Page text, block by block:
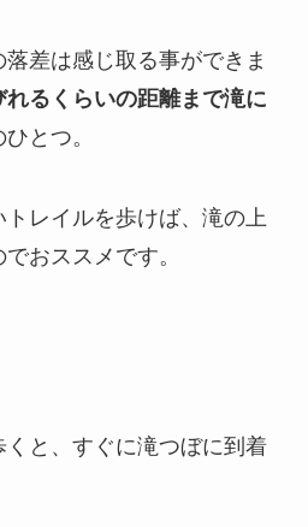
差は感じ取る事ができま
れるくらいの距離まで滝に
とつ。
レイルを歩けば、滝の上
おススメです。
と、すぐに滝つぼに到着